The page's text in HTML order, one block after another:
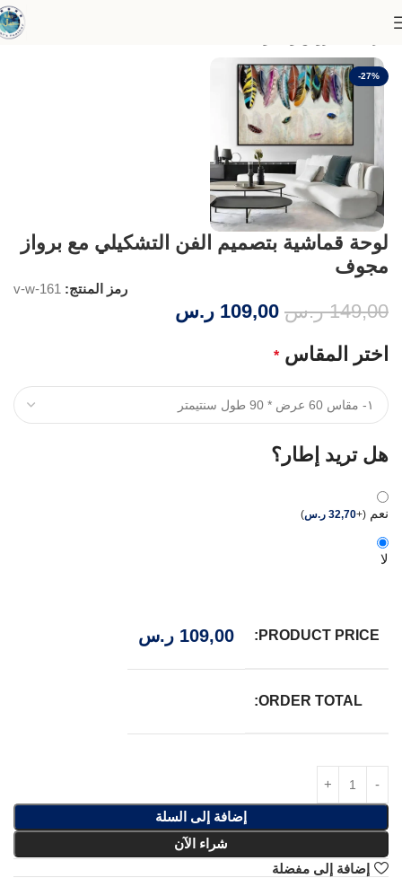
-27%
لوحة قماشية بتصميم الفن التشكيلي مع برواز
مجوف
رمز المنتج: v-w-161
149,00 ر.س 109,00 ر.س
اختر المقاس *
هل تريد إطار؟
نعم (
+
32,70 ر.س)
لا
PRODUCT PRICE:
109,00 ر.س
ORDER TOTAL:
إضافة إلى السلة
شراء الآن
إضافة إلى مفضلة